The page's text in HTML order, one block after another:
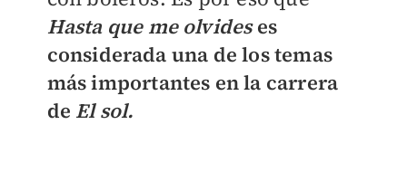
Hasta que me olvideses
considerada una de los temas
más importantes en la carrera
de El sol.